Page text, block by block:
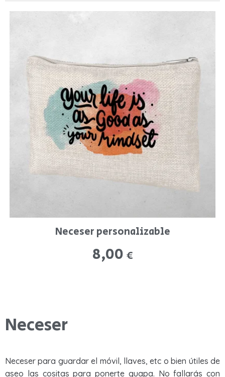
Neceser personalizable
8,00 €
Neceser
Neceser para guardar el móvil, llaves, etc o bien útiles de
aseo las cositas para ponerte guapa. No fallarás con